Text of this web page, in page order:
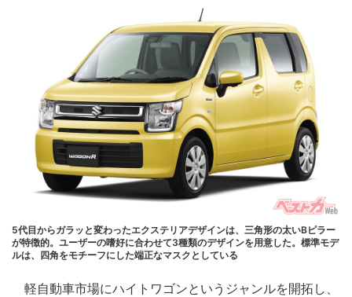
5代目からガラッと変わったエクステリアデザインは、三角形の太いBピラー
が特徴的。ユーザーの嗜好に合わせて3種類のデザインを用意した。標準モデ
ルは、四角をモチーフにした端正なマスクとしている
軽自動車市場にハイトワゴンというジャンルを開拓し、